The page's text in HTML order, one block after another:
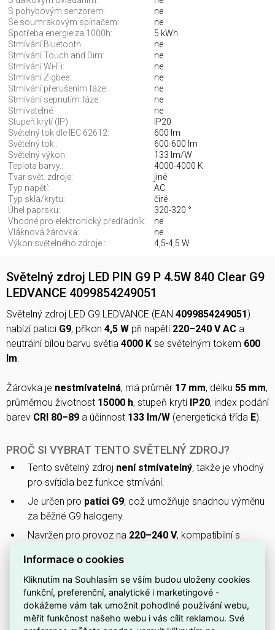
S pohybovým senzorem:
ne
Se soumrakovým spínačem:
ne
Spotřeba energie za 1000h:
5 kWh
Stmívání Bluetooth:
ne
Stmívání Touch and Dim:
ne
Stmívání Wi-Fi:
ne
Stmívání Zigbee:
ne
Stmívání přerušením fáze:
ne
Stmívání sepnutím fáze:
ne
Stmívatelné:
ne
Stupeň krytí (IP):
IP20
Světelný tok dle IEC 62612:
600 lm
Světelný tok.:
600-600 lm
Světelný výkon:
133 lm/W
Teplota barvy.:
4000-4000 K
Tvar svět. zdroje:
jiné
Typ napětí:
AC
Typ skla/krytu:
čiré
Úhel paprsku:
320-320 °
Vhodné pro elektronický předřadník:
ne
Vláknová žárovka:
ne
Výkon světelného zdroje.:
4,5-4,5 W
Světelný zdroj LED PIN G9 P 4.5W 840 Clear G9
LEDVANCE 4099854249051
Světelný zdroj LED G9 LEDVANCE (EAN 4099854249051 )
nabízí patici G9, příkon 4,5 W při napětí 220–240 V AC a
neutrální bílou barvu světla 4000 K se světelným tokem 600
lm.
Žárovka je nestmívatelná, má průměr 17 mm, délku 55 mm,
průměrnou životnost 15000 h, stupeň krytí IP20, index podání
barev CRI 80–89 a účinnost 133 lm/W (energetická třída E).
PROČ SI VYBRAT TENTO SVĚTELNÝ ZDROJ?
Tento světelný zdroj není stmívatelný, takže je vhodný
pro svítidla bez funkce stmívání.
Je určen pro patici G9, což umožňuje snadnou výměnu
za běžné G9 halogeny.
Navržen pro provoz na 220–240 V, kompatibilní s
12464-1 zařazeno do 3300–5300 K), vhodné pro
pracovní i obytné prostory.
Spotřebuje pouhých4,5 W, což pomáhá snižovat
Informace o cookies
Kliknutím na Souhlasím se vším budou uloženy cookies
funkční, preferenční, analytické i marketingové -
dokážeme vám tak umožnit pohodlné používání webu,
měřit funkčnost našeho webu i vás cílit reklamou. Své